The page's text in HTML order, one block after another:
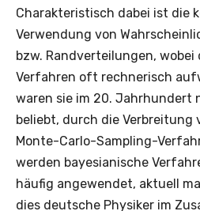
Charakteristisch dabei ist die
Verwendung von
bzw. Randverteilungen, wobei
Verfahren oft rechnerisch
waren sie im 20. Jahrhundert
beliebt, durch die Verbreitung
Monte-Carlo-Sampling-
werden bayesianische
häufig angewendet, aktuell
dies deutsche Physiker im